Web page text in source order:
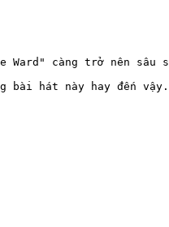
Ward" càng trở nên sâu
bài hát này hay đến vậy.